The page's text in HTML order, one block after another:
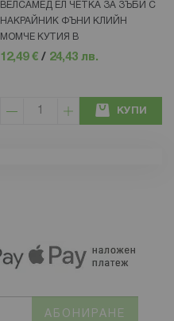
ВЕЛСАМЕД ЕЛ ЧЕТКА ЗА ЗЪБИ С
НАКРАЙНИК ФЪНИ КЛИЙН
МОМЧЕ КУТИЯ В
12,49 € / 24,43 лв.
КУПИ
АБОНИРАНЕ